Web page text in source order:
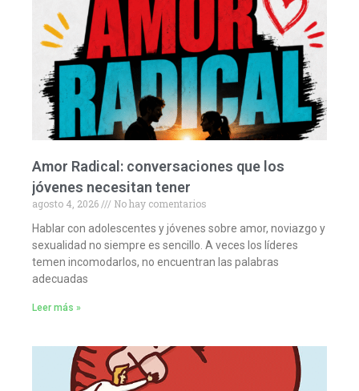
Amor Radical: conversaciones que los
jóvenes necesitan tener
agosto 4, 2026
No hay comentarios
Hablar con adolescentes y jóvenes sobre amor, noviazgo y
sexualidad no siempre es sencillo. A veces los líderes
temen incomodarlos, no encuentran las palabras
adecuadas
Leer más »